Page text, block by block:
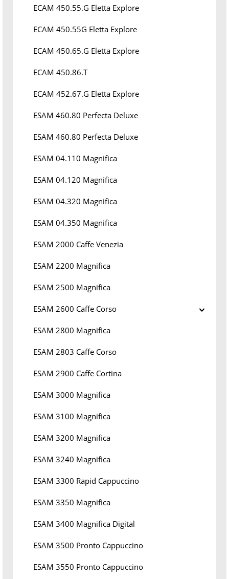
ECAM 450.55.G Eletta Explore
ECAM 450.55G Eletta Explore
ECAM 450.65.G Eletta Explore
ECAM 450.86.T
ECAM 452.67.G Eletta Explore
ESAM 460.80 Perfecta Deluxe
ESAM 460.80 Perfecta Deluxe
ESAM 04.110 Magnifica
ESAM 04.120 Magnifica
ESAM 04.320 Magnifica
ESAM 04.350 Magnifica
ESAM 2000 Caffe Venezia
ESAM 2200 Magnifica
ESAM 2500 Magnifica
ESAM 2600 Caffe Corso
ESAM 2800 Magnifica
ESAM 2803 Caffe Corso
ESAM 2900 Caffe Cortina
ESAM 3000 Magnifica
ESAM 3100 Magnifica
ESAM 3200 Magnifica
ESAM 3240 Magnifica
ESAM 3300 Rapid Cappuccino
ESAM 3350 Magnifica
ESAM 3400 Magnifica Digital
ESAM 3500 Pronto Cappuccino
ESAM 3550 Pronto Cappuccino